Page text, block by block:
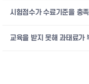
시험점수가 수료기준을 충
교육을 받지 못해 과태료가